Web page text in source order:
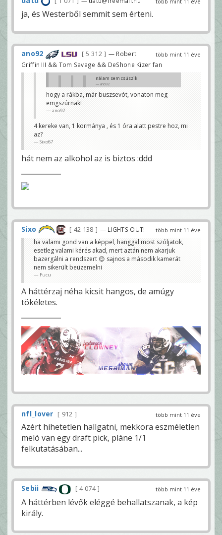
ja, és Westerből semmit sem érteni.
több mint 11 éve
ano92 5 312
— Robert
Griffin III && Tom Savage && DeShone Kizer fan
nálam sem csúszik
ano92
te tepsi képű, azt mondtad
ano92
hogy a rákba, már buszsevót, vonaton meg
emgszúrnak!
ano92
4 kereke van, 1 kormánya , és 1 óra alatt pestre hoz, mi
az?
Sixo67
hát nem az alkohol az is biztos :ddd
több mint 11 éve
Sixo 42 138 — LIGHTS OUT!
ha valami gond van a képpel, hanggal most szóljatok,
esetleg valami kérés akad, mert aztán nem akarjuk
bazergálni a rendszert 😊 sajnos a második kamerát
nem sikerült beüzemelni
Fucu
A háttérzaj néha kicsit hangos, de amúgy
tökéletes.
több mint 11 éve
nfl_lover 912
Azért hihetetlen hallgatni, mekkora eszméletlen
meló van egy draft pick, pláne 1/1
felkutatásában...
több mint 11 éve
Sebii 4 074
A háttérben lévők eléggé behallatszanak, a kép
király.